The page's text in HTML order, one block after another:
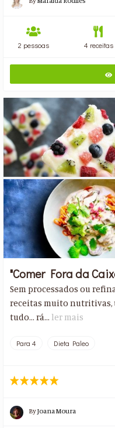
2 pessoas 4 receitas
"Comer Fora da
Sem processados ou
receitas muito nutritivas,
tudo… rá... ler mais
Para 4 Dieta Paleo
ByJoana Moura